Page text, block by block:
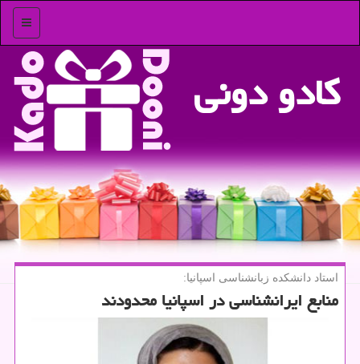
منو
كادو دونی
استاد دانشكده زبانشناسی اسپانیا:
منابع ایرانشناسی در اسپانیا محدودند